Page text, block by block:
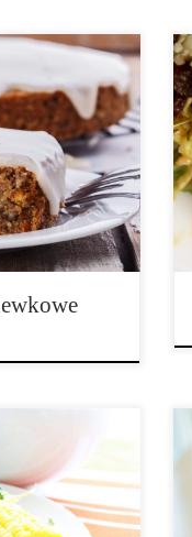
ciasto.
kawy. Ilość
minut Czas
3 Składniki na
mąki z
• 1½szklanki
posiekanej
cebuli • 1